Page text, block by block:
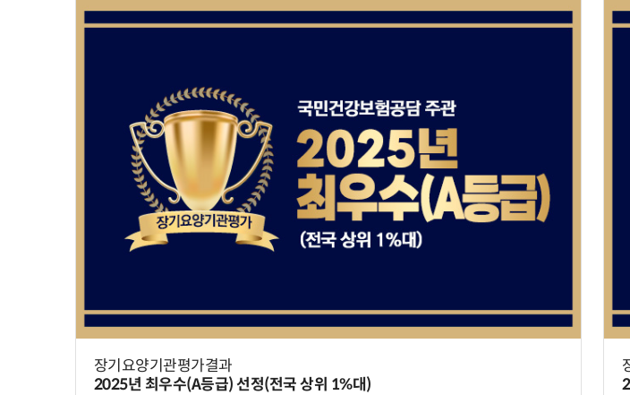
장기요양기관평가결과
2025년 최우수(A등급) 선정(전국 상위 1%대)